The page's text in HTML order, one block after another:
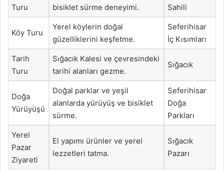
Turu
bisiklet sürme deneyimi.
Sahili
Köy Turu
Yerel köylerin doğal
güzelliklerini keşfetme.
Seferihisar
İç Kısımları
Tarih
Turu
Sığacık Kalesi ve çevresindeki
tarihi alanları gezme.
Sığacık
Doğa
Yürüyüşü
Doğal parklar ve yeşil
alanlarda yürüyüş ve bisiklet
sürme.
Seferihisar
Doğa
Parkları
Yerel
Pazar
Ziyareti
El yapımı ürünler ve yerel
lezzetleri tatma.
Sığacık
Pazarı